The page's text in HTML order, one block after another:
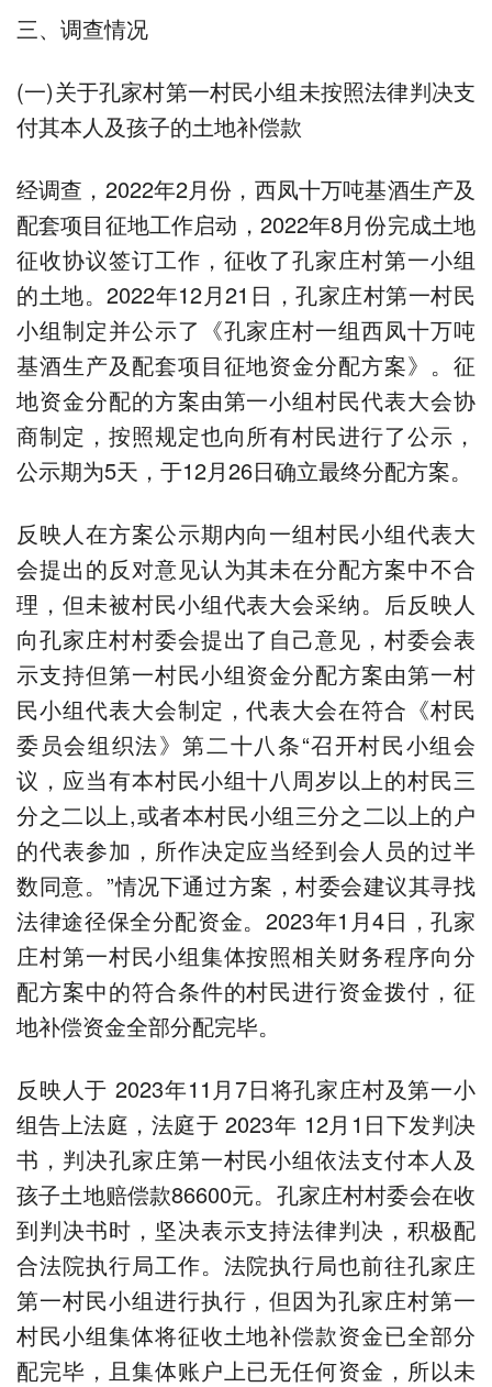
三、调查情况
(一)关于孔家村第一村民小组未按照法律判决支
付其本人及孩子的土地补偿款
经调查，2022年2月份，西凤十万吨基酒生产及
配套项目征地工作启动，2022年8月份完成土地
征收协议签订工作，征收了孔家庄村第一小组
的土地。2022年12月21日，孔家庄村第一村民
小组制定并公示了《孔家庄村一组西凤十万吨
基酒生产及配套项目征地资金分配方案》。征
地资金分配的方案由第一小组村民代表大会协
商制定，按照规定也向所有村民进行了公示，
公示期为5天，于12月26日确立最终分配方案。
反映人在方案公示期内向一组村民小组代表大
会提出的反对意见认为其未在分配方案中不合
理，但未被村民小组代表大会采纳。后反映人
向孔家庄村村委会提出了自己意见，村委会表
示支持但第一村民小组资金分配方案由第一村
民小组代表大会制定，代表大会在符合《村民
委员会组织法》第二十八条“召开村民小组会
议，应当有本村民小组十八周岁以上的村民三
分之二以上,或者本村民小组三分之二以上的户
的代表参加，所作决定应当经到会人员的过半
数同意。”情况下通过方案，村委会建议其寻找
法律途径保全分配资金。2023年1月4日，孔家
庄村第一村民小组集体按照相关财务程序向分
配方案中的符合条件的村民进行资金拨付，征
地补偿资金全部分配完毕。
反映人于 2023年11月7日将孔家庄村及第一小
组告上法庭，法庭于 2023年 12月1日下发判决
书，判决孔家庄第一村民小组依法支付本人及
孩子土地赔偿款86600元。孔家庄村村委会在收
到判决书时，坚决表示支持法律判决，积极配
合法院执行局工作。法院执行局也前往孔家庄
第一村民小组进行执行，但因为孔家庄村第一
村民小组集体将征收土地补偿款资金已全部分
配完毕，且集体账户上已无任何资金，所以未